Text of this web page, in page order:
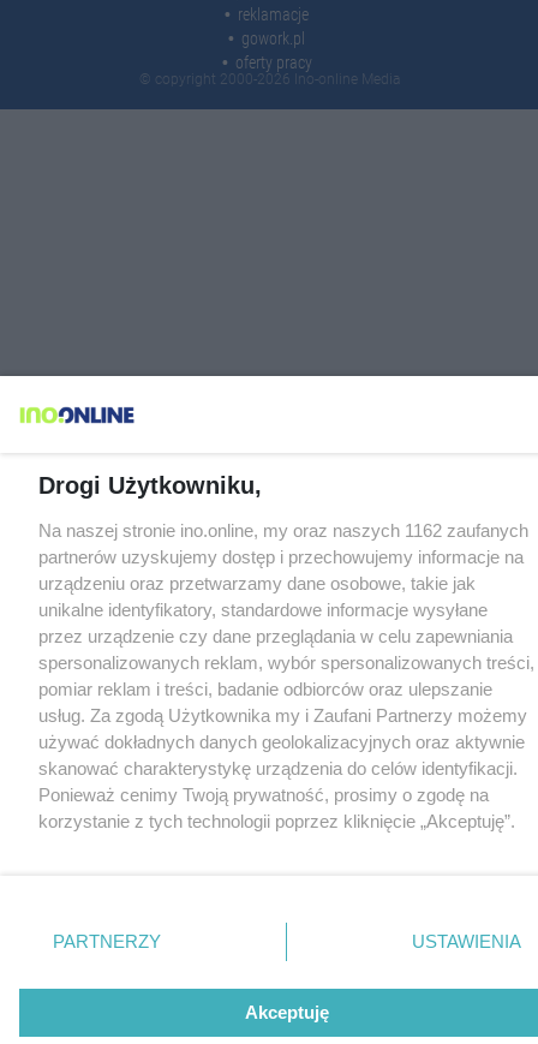
reklamacje
gowork.pl
oferty pracy
© copyright 2000-2026 Ino-online Media
Drogi Użytkowniku,
Na naszej stronie ino.online, my oraz naszych 1162 zaufanych
partnerów uzyskujemy dostęp i przechowujemy informacje na
urządzeniu oraz przetwarzamy dane osobowe, takie jak
unikalne identyfikatory, standardowe informacje wysyłane
przez urządzenie czy dane przeglądania w celu zapewniania
spersonalizowanych reklam, wybór spersonalizowanych treści,
pomiar reklam i treści, badanie odbiorców oraz ulepszanie
usług. Za zgodą Użytkownika my i Zaufani Partnerzy możemy
używać dokładnych danych geolokalizacyjnych oraz aktywnie
skanować charakterystykę urządzenia do celów identyfikacji.
Ponieważ cenimy Twoją prywatność, prosimy o zgodę na
korzystanie z tych technologii poprzez kliknięcie „Akceptuję”.
nie wymagają zgody użytkownika, ale masz prawo sprzeciwić
się takiemu przetwarzaniu. Preferencje będą miały
Zapoznaj się z poniższymi informacjami, abyś mógł świadomie
PARTNERZY USTAWIENIA
Akceptuję